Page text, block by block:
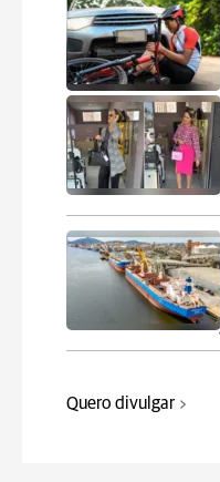
Quero divulgar